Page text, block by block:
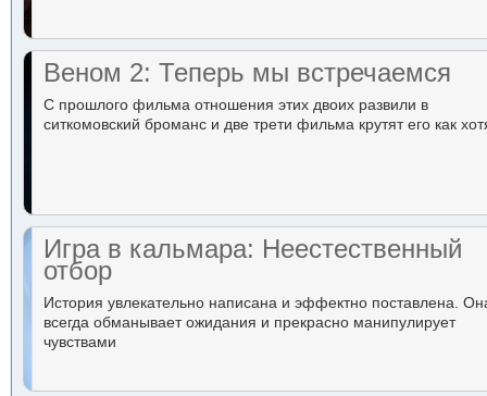
Веном 2: Теперь мы встречаемся
С прошлого фильма отношения этих двоих развили в
ситкомовский броманс и две трети фильма крутят его как
Игра в кальмара: Неестественный
отбор
История увлекательно написана и эффектно поставлена.
всегда обманывает ожидания и прекрасно манипулирует
чувствами